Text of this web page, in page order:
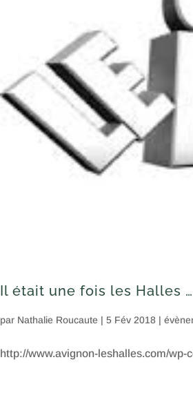
Il était une fois les Halles
par Nathalie Roucaute |5 Fév 2018 |
http://www.avignon-leshalles.com/